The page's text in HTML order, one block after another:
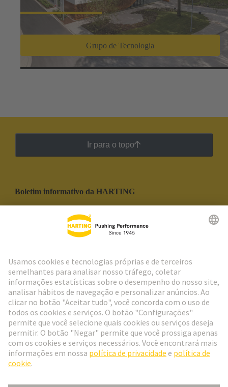
Grupo de Tecnologia
Ir para o topo
Boletim informativo da HARTING
Social Media
Portugal Português